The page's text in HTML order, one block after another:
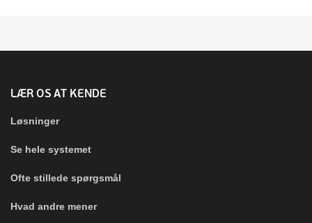
LÆR OS AT KENDE
Løsninger
Se hele systemet
Ofte stillede spørgsmål
Hvad andre mener